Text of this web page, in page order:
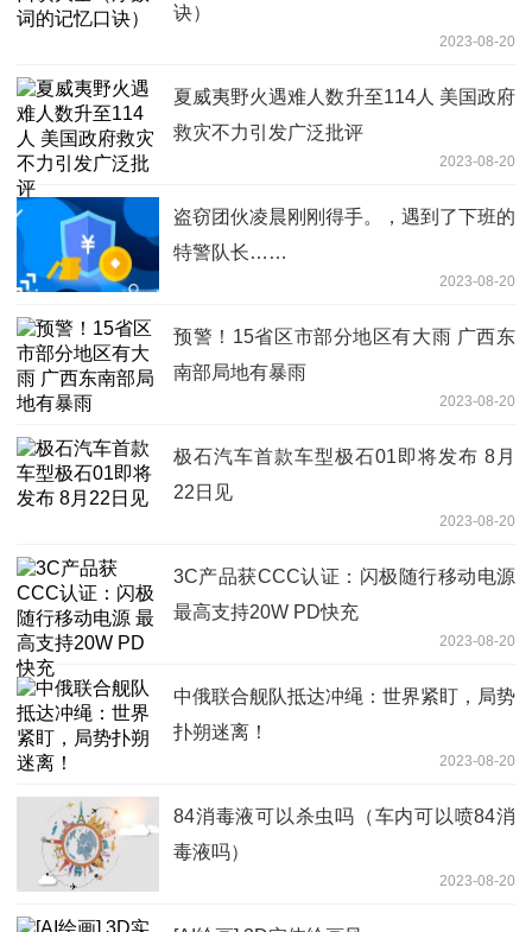
诀）
2023-08-20
夏威夷野火遇难人数升至114人 美国政府
救灾不力引发广泛批评
2023-08-20
盗窃团伙凌晨刚刚得手。，遇到了下班的
特警队长……
2023-08-20
预警！15省区市部分地区有大雨 广西东
南部局地有暴雨
2023-08-20
极石汽车首款车型极石01即将发布 8月
22日见
2023-08-20
3C产品获CCC认证：闪极随行移动电源
最高支持20W PD快充
2023-08-20
中俄联合舰队抵达冲绳：世界紧盯，局势
扑朔迷离！
2023-08-20
84消毒液可以杀虫吗（车内可以喷84消
毒液吗）
2023-08-20